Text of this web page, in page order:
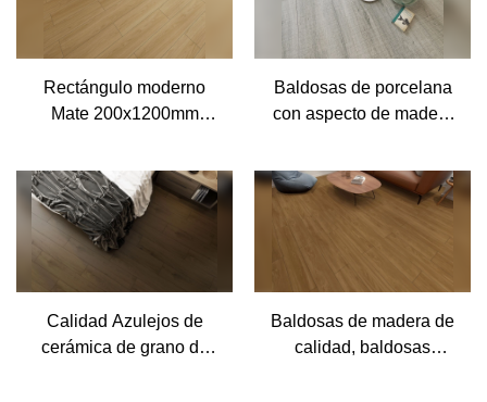
grano de madera
Rectángulo moderno
Mate 200x1200mm
baldosa de madera de
piso de textura de
cerámica
Baldosas de porcelana
con aspecto de madera
azulejo vidriado antiguo
Calidad Azulejos de
cerámica de grano de
Baldosas de madera de
calidad, baldosas